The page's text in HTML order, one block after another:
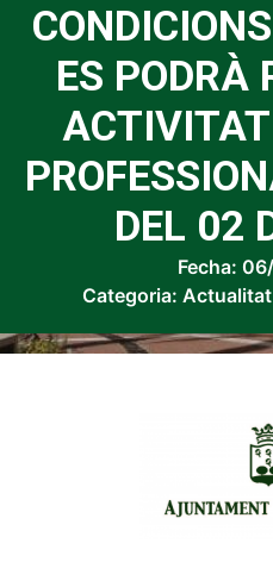
ES PODRÀ
DEL 02
Fecha:
Categoria: Actualitat